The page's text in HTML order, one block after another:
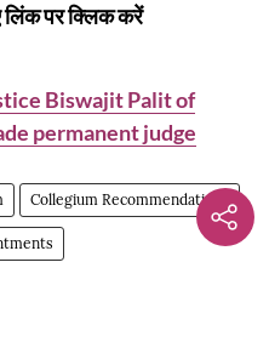
लिंक पर क्लिक करें
Biswajit Palit of
permanent judge
Collegium Recommendations